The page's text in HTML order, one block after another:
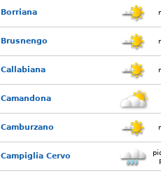
Borriana
Brusnengo
Callabiana
Camandona
Camburzano
Campiglia Cervo